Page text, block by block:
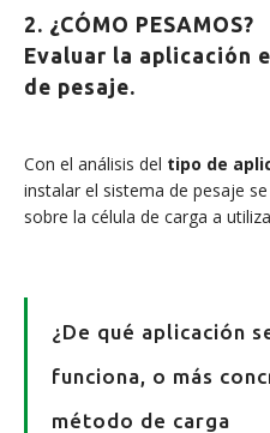
2. ¿CÓMO PESAMOS?
Evaluar la aplicación
de pesaje.
Con el análisis del tipo de
instalar el sistema de pesaje
sobre la célula de carga a
¿De qué aplicación
funciona, o más
método de carga